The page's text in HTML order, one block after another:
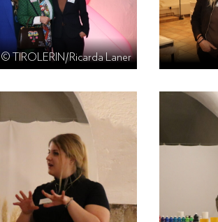
© TIROLERIN/Ricarda Laner